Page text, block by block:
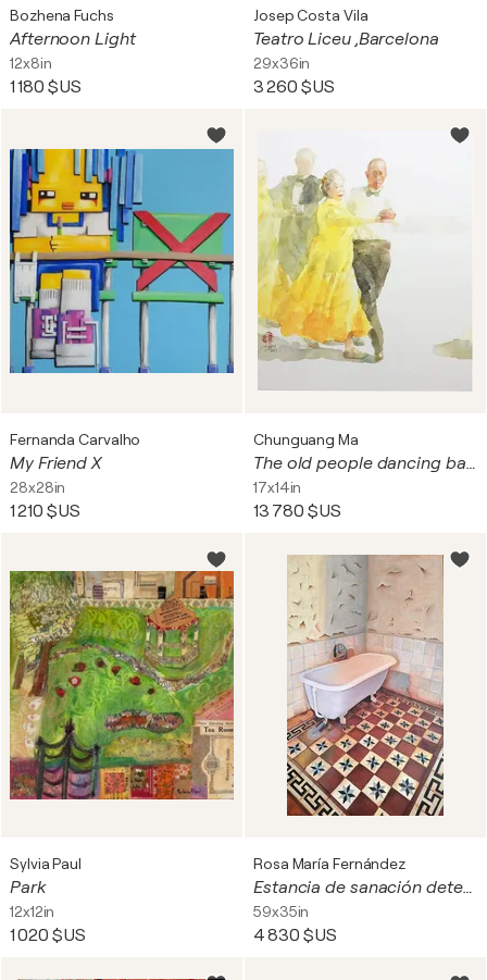
Bozhena Fuchs
Afternoon Light
12x8in
1 180 $US
Josep Costa Vila
Teatro Liceu ,Barcelona
29x36in
3 260 $US
Fernanda Carvalho
My Friend X
28x28in
1 210 $US
Chunguang Ma
The old people dancing ballroom
17x14in
13 780 $US
Sylvia Paul
Park
12x12in
1 020 $US
Rosa María Fernández
Estancia de sanación detenida
59x35in
4 830 $US